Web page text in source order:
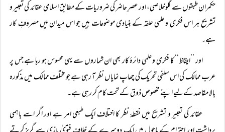
حکمران طبقوں سے گلوخلاصی، اور عصرِ حاضر کی ضروریات کے مطابق اسلامی عقائد کی تعبیر و
تشریح ہر اس فکری و علمی حلقہ کے بنیادی موضوعات ہیں جو اس میدان میں مصروفِ کار
ہے۔
اور ’’ایقاظ‘‘ کا فکری و علمی دائرۂ کار بھی ان شماروں سے یہی محسوس ہو رہا ہے جس پر
عرب ممالک کی اس سلفی تحریک کی چھاپ نمایاں نظر آ رہی ہے جو مختلف ممالک میں مذکورہ
بالا مقاصد کےلیے اپنے مخصوص ذوق کے تحت کام کر رہی ہے۔
عقائد کی تعبیر و تشریح میں نقطۂ نظر کا اختلاف ایک طبعی امر ہے اور اگر اسے باہمی